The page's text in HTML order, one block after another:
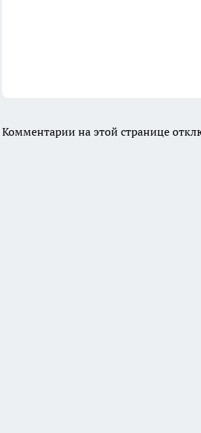
Комментарии на этой странице